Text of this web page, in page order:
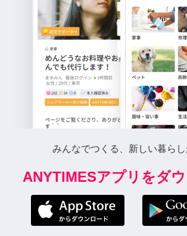
みんなでつくる、新しい暮らし
ANYTIMESアプリをダ